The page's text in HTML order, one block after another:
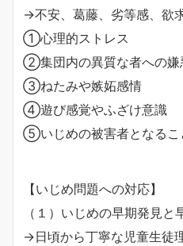
→不安、葛藤、劣等感、欲
①心理的ストレス
②集団内の異質な者への嫌
③ねたみや嫉妬感情
④遊び感覚やふざけ意識
⑤いじめの被害者となるこ
【いじめ問題への対応】
（１）いじめの早期発見と
→日頃から丁寧な児童生徒